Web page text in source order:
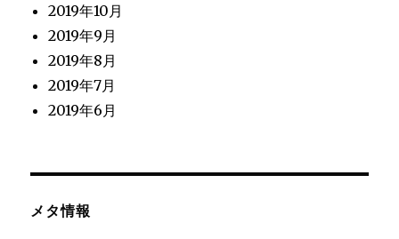
2019年10月
2019年9月
2019年8月
2019年7月
2019年6月
メタ情報